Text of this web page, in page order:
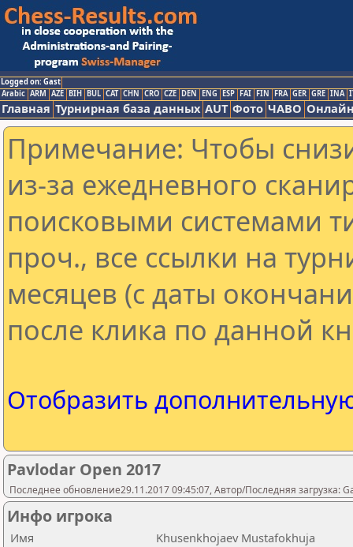
Logged on: Gast
Arabic ARM AZE BIH BUL CAT CHN CRO CZE DEN ENG ESP FAI FIN FRA GER GRE INA
Главная Турнирная база данных AUT Фото ЧАВО
Примечание: Чтобы
из-за ежедневного
поисковыми системами
проч., все ссылки на
месяцев (с даты
после клика по данной
Отобразить
Pavlodar Open 2017
Последнее обновление29.11.2017 09:45:07, Автор/Последняя загрузка:
Инфо игрока
Имя
Khusenkhojaev Mustafokhuja